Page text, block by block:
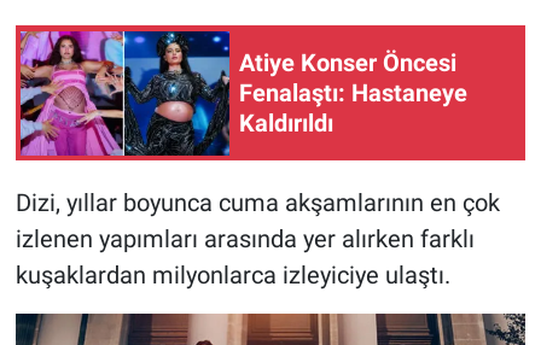
Atiye Konser Öncesi
Fenalaştı: Hastaneye
Kaldırıldı
Dizi, yıllar boyunca cuma akşamlarının en çok
izlenen yapımları arasında yer alırken farklı
kuşaklardan milyonlarca izleyiciye ulaştı.